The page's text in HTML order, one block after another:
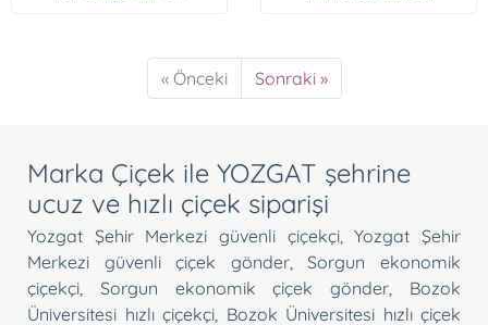
« Önceki Sonraki »
Marka Çiçek ile YOZGAT şehrine
ucuz ve hızlı çiçek siparişi
Yozgat Şehir Merkezi güvenli çiçekçi,Yozgat Şehir
Merkezi güvenli çiçek gönder,Sorgun ekonomik
çiçekçi
Sorgun ekonomik çiçek gönder
Bozok
Üniversitesi hızlı çiçekçi Bozok Üniversitesi hızlı çiçek